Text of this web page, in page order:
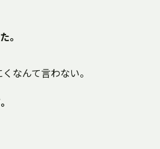
。
なんて言わない。